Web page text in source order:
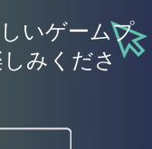
いゲームプ
みくださ